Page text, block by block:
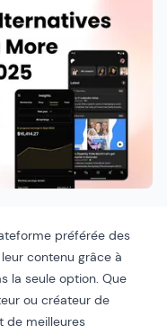
préférée des
contenu grâce à
la seule option. Que
ou créateur de
de meilleures